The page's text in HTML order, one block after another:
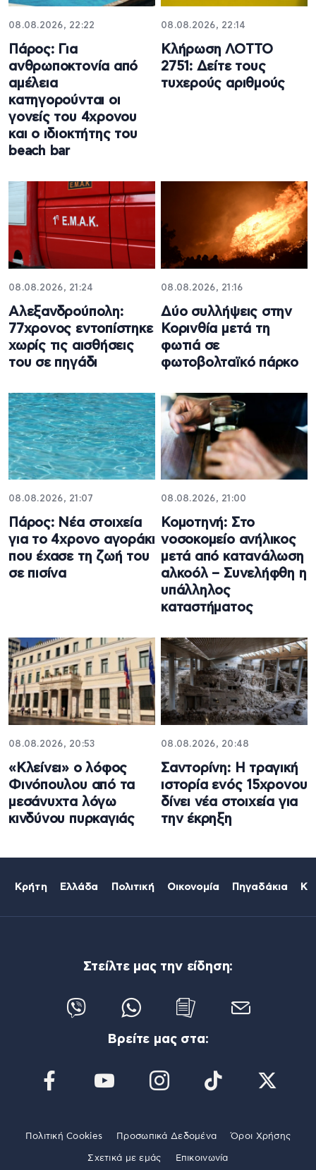
08.08.2026, 22:22
Πάρος: Για
ανθρωποκτονία από
αμέλεια
κατηγορούνται οι
γονείς του 4χρονου
και ο ιδιοκτήτης του
beach bar
08.08.2026, 22:14
Κλήρωση ΛΟΤΤΟ
2751: Δείτε τους
τυχερούς αριθμούς
08.08.2026, 21:24
Αλεξανδρούπολη:
77χρονος εντοπίστηκε
χωρίς τις αισθήσεις
του σε πηγάδι
08.08.2026, 21:16
Δύο συλλήψεις στην
Κορινθία μετά τη
φωτιά σε
φωτοβολταϊκό πάρκο
08.08.2026, 21:07
Πάρος: Νέα στοιχεία
για το 4χρονο αγοράκι
που έχασε τη ζωή του
σε πισίνα
08.08.2026, 21:00
Κομοτηνή: Στο
νοσοκομείο ανήλικος
μετά από κατανάλωση
αλκοόλ – Συνελήφθη η
υπάλληλος
καταστήματος
08.08.2026, 20:53
«Κλείνει» ο λόφος
Φινόπουλου από τα
μεσάνυχτα λόγω
κινδύνου πυρκαγιάς
08.08.2026, 20:48
Σαντορίνη: Η τραγική
ιστορία ενός 15χρονου
δίνει νέα στοιχεία για
την έκρηξη
Κρήτη Ελλάδα Πολιτική Οικονομία Πηγαδάκια
Στείλτε μας την είδηση:
Βρείτε μας στα:
Πολιτική Cookies Προσωπικά Δεδομένα Όροι Χρήσης
Σχετικά με εμάς Επικοινωνία